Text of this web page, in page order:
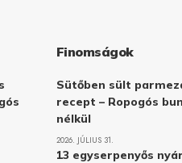
Finomságok
Sütőben sült
recept – Ropogós
nélkül
2026. JÚLIUS 31.
13 egyserpenyős